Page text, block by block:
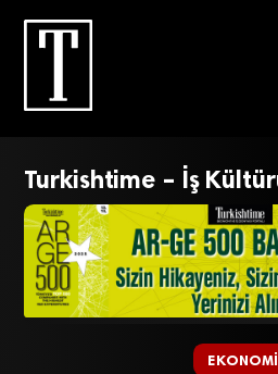
Turkishtime – İş
EKONOMI